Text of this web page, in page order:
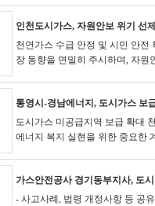
인천도시가스, 자원안보 위기 선
천연가스 수급 안정 및 시민 안전
장 동향을 면밀히 주시하며, 자원
통영시-경남에너지, 도시가스 보
도시가스 미공급지역 보급 확대
에너지 복지 실현을 위한 중요한
가스안전공사 경기동부지사, 도
- 사고사례, 법령 개정사항 등 공